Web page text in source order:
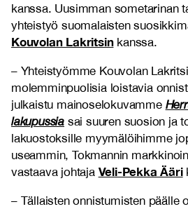
kanssa. Uusimman sometarinan
yhteistyö suomalaisten
Kouvolan Lakritsinkanssa.
– Yhteistyömme Kouvolan
molemminpuolisia loistavia
julkaistu mainoselokuvamme
lakupussia sai suuren suosion ja
lakuostoksille myymälöihimme
useammin, Tokmannin
vastaava johtaja Veli-Pekka Ääri
– Tällaisten onnistumisten päälle